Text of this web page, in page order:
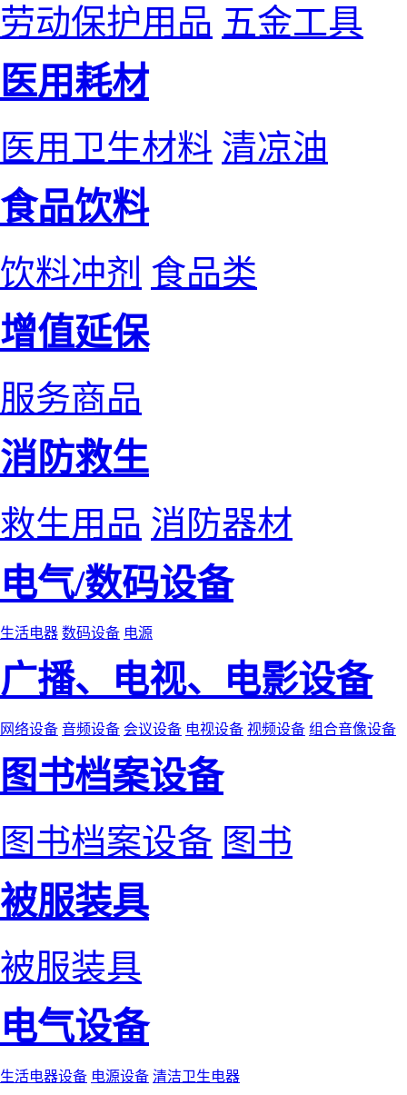
劳动保护用品 五金工具
医用耗材
医用卫生材料 清凉油
食品饮料
饮料冲剂 食品类
增值延保
服务商品
消防救生
救生用品 消防器材
电气/数码设备
生活电器 数码设备 电源
广播、电视、电影设备
网络设备 音频设备 会议设备 电视设备 视频设备 组合音像设备
图书档案设备
图书档案设备 图书
被服装具
被服装具
电气设备
生活电器设备 电源设备 清洁卫生电器